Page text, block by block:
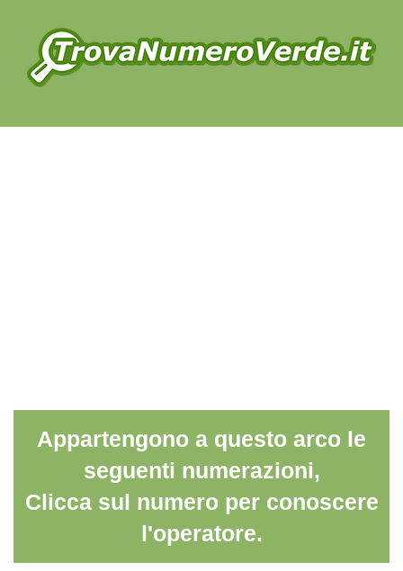
Appartengono a questo arco le
seguenti numerazioni,
Clicca sul numero per conoscere
l'operatore.